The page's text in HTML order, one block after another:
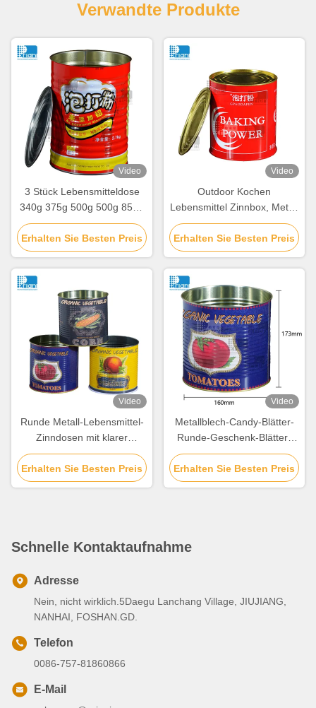
Verwandte Produkte
Video
3 Stück Lebensmitteldose
340g 375g 500g 500g 850g
mit leicht geöffnetem Deckel
Erhalten Sie Besten Preis
Video
Outdoor Kochen
Lebensmittel Zinnbox, Metall
Zinnplatten Runden
Zinnbehälter individuell
Erhalten Sie Besten Preis
Video
Runde Metall-Lebensmittel-
Zinndosen mit klarer
Beschichtung / Aluminium-
Paste-Beschichtung
Erhalten Sie Besten Preis
Video
Metallblech-Candy-Blätter-
Runde-Geschenk-Blätter-
Dosen
Erhalten Sie Besten Preis
Schnelle Kontaktaufnahme
Adresse
Nein, nicht wirklich.5Daegu Lanchang Village, JIUJIANG,
NANHAI, FOSHAN.GD.
Telefon
0086-757-81860866
E-Mail